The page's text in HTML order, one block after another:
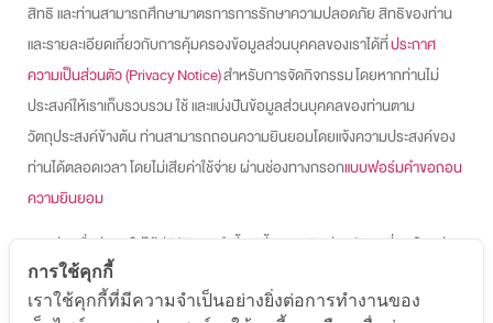
สิทธิ และท่านสามารถศึกษามาตรการการรักษาความปลอดภัย สิทธิของท่าน
และรายละเอียดเกี่ยวกับการคุ้มครองข้อมูลส่วนบุคคลของเราได้ที่ประกาศ
ความเป็นส่วนตัว (Privacy Notice)สำหรับการจัดกิจกรรม โดยหากท่านไม่
ประสงค์ให้เราเก็บรวบรวม ใช้ และแบ่งปันข้อมูลส่วนบุคคลของท่านตาม
วัตถุประสงค์ข้างต้น ท่านสามารถถอนความยินยอมโดยแจ้งความประสงค์ของ
ท่านได้ตลอดเวลา โดยไม่เสียค่าใช้จ่าย ผ่านช่องทางกรอกแบบฟอร์มคำขอถอน
ความยินยอม
หากท่านเชื่อว่า เราไม่ได้ปฏิบัติตามคำชี้แจงนี้ กรุณาติดต่อกลับมาที่เรา โดยส่ง
อีเมลมาที่cc@ondemand.in.th
เอ็ดดูเคชั่น จำกัด จำกัด 444 อาคารเอ็ม บี เค ทาวเวอร์ ชั้น 20 ถนนพญาไท
การใช้คุกกี้
เราใช้คุกกี้ที่มีความจำเป็นอย่างยิ่งต่อการทำงานของ